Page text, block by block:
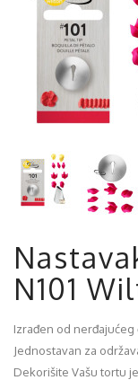
N101
Izrađen od
Jednostavan za
Dekorišite Vašu tortu